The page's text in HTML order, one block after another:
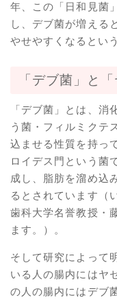
年、この「日和見菌
し、デブ菌が増える
やせやすくなるとい
「デブ菌」と
「デブ菌」とは、消
う菌・フィルミクテ
込ませる性質を持っ
ロイデス門という菌
成し、脂肪を溜め込
るとされています（
歯科大学名誉教授・
ます。）。
そして研究によって
いる人の腸内にはヤ
の人の腸内にはデブ